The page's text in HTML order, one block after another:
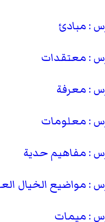
مبادئ
معتقدات
معرفة
معلومات
مفاهيم حدية
مواضيع الخيال
ميمات